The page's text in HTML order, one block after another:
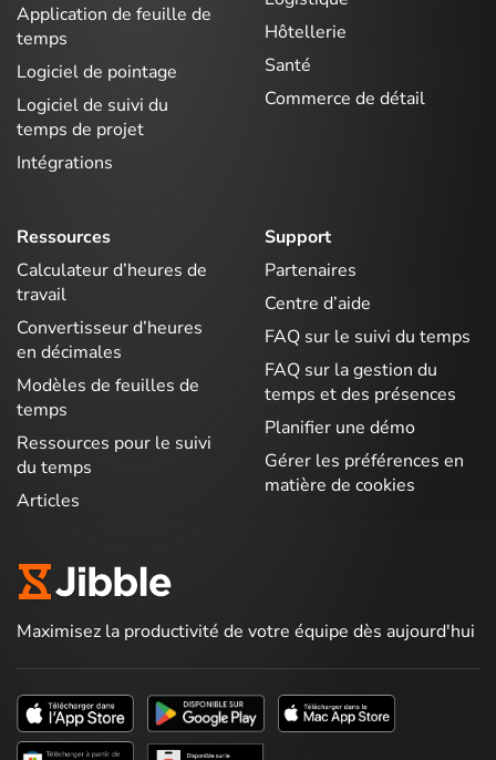
Application de feuille de
temps
Logiciel de pointage
Logiciel de suivi du
temps de projet
Intégrations
Hôtellerie
Santé
Commerce de détail
Ressources
Calculateur d’heures de
travail
Convertisseur d’heures
en décimales
Modèles de feuilles de
temps
Ressources pour le suivi
du temps
Articles
Support
Partenaires
Centre d’aide
FAQ sur le suivi du temps
FAQ sur la gestion du
temps et des présences
Planifier une démo
Gérer les préférences en
matière de cookies
Maximisez la productivité de votre équipe dès aujourd'hui